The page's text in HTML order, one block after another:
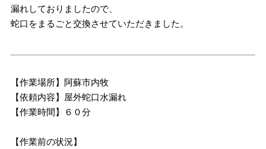
漏れしておりましたので、
蛇口をまるごと交換させていただきました。
【作業場所】阿蘇市内牧
【依頼内容】屋外蛇口水漏れ
【作業時間】６０分
【作業前の状況】